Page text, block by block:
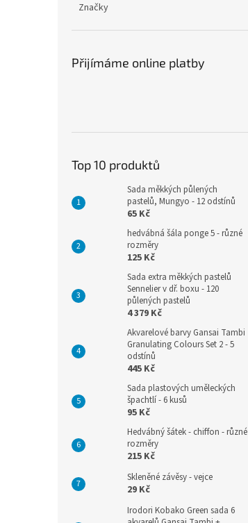
Značky
Přijímáme online platby
Top 10 produktů
Sada měkkých půlených
pastelů, Mungyo - 12 odstínů
65 Kč
hedvábná šála ponge 5 - různé
rozměry
125 Kč
Sada extra měkkých pastelů
Sennelier v dř. boxu - 120
půlených pastelů
4 379 Kč
Akvarelové barvy Gansai Tambi
Granulating Colours Set 2 - 5
odstínů
445 Kč
Sada plastových uměleckých
špachtlí - 6 kusů
95 Kč
Hedvábný šátek - chiffon - různé
rozměry
215 Kč
Skleněné závěsy - vejce
29 Kč
Irodori Kobako Green sada 6